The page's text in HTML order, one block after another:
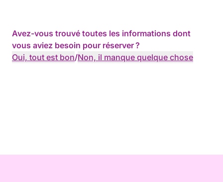
Avez-vous trouvé toutes les informations dont
vous aviez besoin pour réserver ?
Oui, tout est bon/Non, il manque quelque chose